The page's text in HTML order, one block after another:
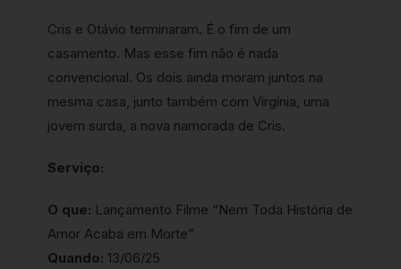
Cris e Otávio terminaram. É o fim de um
casamento. Mas esse fim não é nada
convencional. Os dois ainda moram juntos na
mesma casa, junto também com Virgínia, uma
jovem surda, a nova namorada de Cris.
Serviço:
O que: Lançamento Filme “Nem Toda História de
Amor Acaba em Morte”
Quando: 13/06/25